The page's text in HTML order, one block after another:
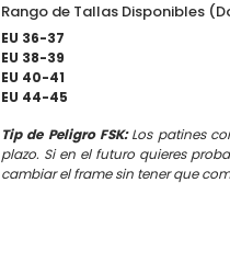
Rango de Tallas Disponibles
EU 36-37
EU 38-39
EU 40-41
EU 44-45
Tip de Peligro FSK:Los patines
plazo. Si en el futuro quieres
cambiar el frame sin tener que